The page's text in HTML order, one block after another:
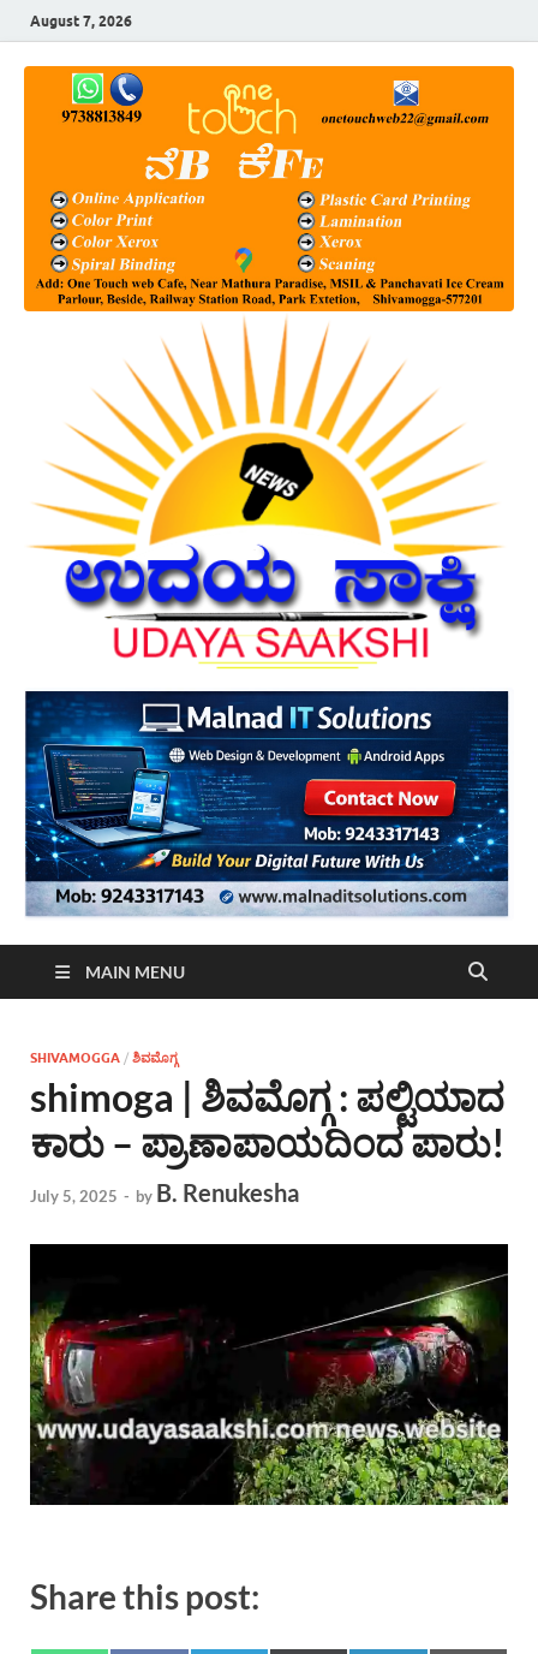
August 7, 2026
MAIN MENU
SHIVAMOGGA / ಶಿವಮೊಗ್ಗ
shimoga | ಶಿವಮೊಗ್ಗ : ಪಲ್ಟಿಯಾದ
ಕಾರು – ಪ್ರಾಣಾಪಾಯದಿಂದ ಪಾರು!
July 5, 2025 - by B. Renukesha
Share this post: